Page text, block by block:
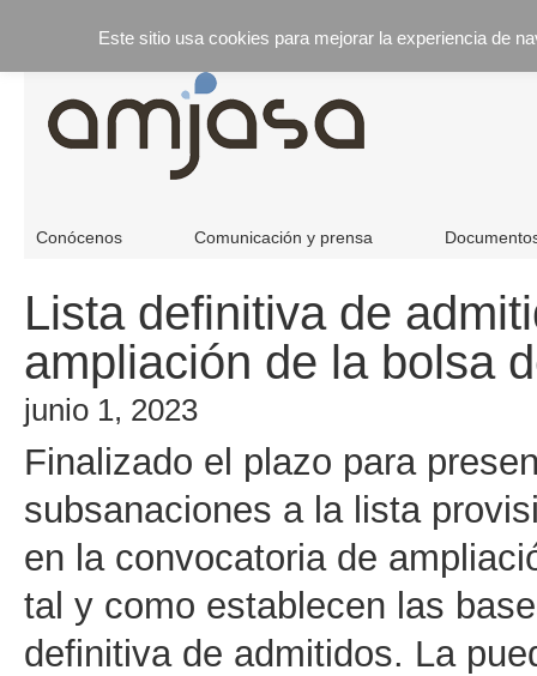
Conócenos Comunicación y prensa
Lista definitiva de
ampliación de la bolsa
junio 1, 2023
Finalizado el plazo para
subsanaciones a la lista
en la convocatoria de
tal y como establecen las
definitiva de admitidos. La
Este sitio usa cookies para mejorar la experiencia de